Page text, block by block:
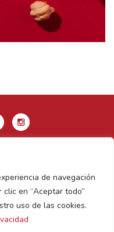
de navegación
en “Aceptar todo”
uso de las cookies.
privacidad